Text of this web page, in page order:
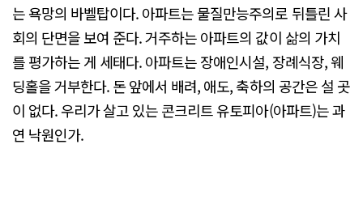
는 욕망의 바벨탑이다. 아파트는 물질만능주의로 뒤틀린 사
회의 단면을 보여 준다. 거주하는 아파트의 값이 삶의 가치
를 평가하는 게 세태다. 아파트는 장애인시설, 장례식장, 웨
딩홀을 거부한다. 돈 앞에서 배려, 애도, 축하의 공간은 설 곳
이 없다. 우리가 살고 있는 콘크리트 유토피아(아파트)는 과
연 낙원인가.